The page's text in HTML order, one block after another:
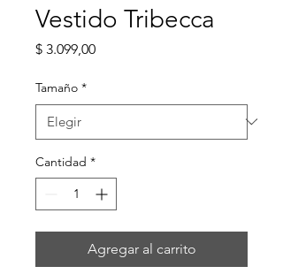
Vestido Tribecca
$ 3.099,00Precio
Tamaño *
Cantidad *
Agregar al carrito